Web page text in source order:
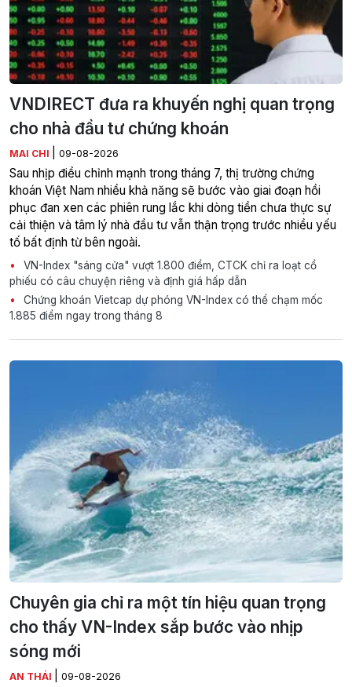
VNDIRECT đưa ra khuyến nghị quan trọng
cho nhà đầu tư chứng khoán
MAI CHI 09-08-2026
Sau nhịp điều chỉnh mạnh trong tháng 7, thị trường chứng
khoán Việt Nam nhiều khả năng sẽ bước vào giai đoạn hồi
phục đan xen các phiên rung lắc khi dòng tiền chưa thực sự
cải thiện và tâm lý nhà đầu tư vẫn thận trọng trước nhiều yếu
tố bất định từ bên ngoài.
VN-Index "sáng cửa" vượt 1.800 điểm, CTCK chỉ ra loạt cổ
phiếu có câu chuyện riêng và định giá hấp dẫn
Chứng khoán Vietcap dự phóng VN-Index có thể chạm mốc
1.885 điểm ngay trong tháng 8
Chuyên gia chỉ ra một tín hiệu quan trọng
cho thấy VN-Index sắp bước vào nhịp
sóng mới
AN THÁI 09-08-2026